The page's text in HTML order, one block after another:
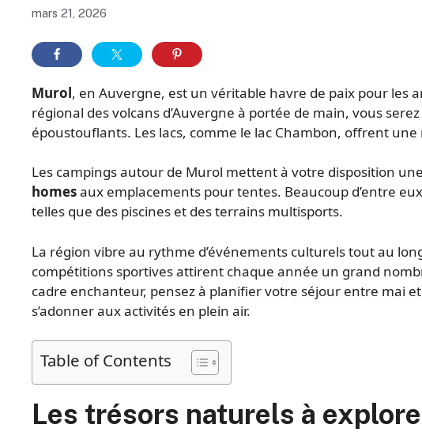
mars 21, 2026
Murol, en Auvergne, est un véritable havre de paix pour les
régional des volcans d’Auvergne à portée de main, vous
époustouflants. Les lacs, comme le lac Chambon, offrent
Les campings autour de Murol mettent à votre disposition
homesaux emplacements pour tentes. Beaucoup d’entre
telles que des piscines et des terrains multisports.
La région vibre au rythme d’événements culturels tout au
compétitions sportives attirent chaque année un grand
cadre enchanteur, pensez à planifier votre séjour entre mai
s’adonner aux activités en plein air.
Table of Contents
Les trésors naturels à